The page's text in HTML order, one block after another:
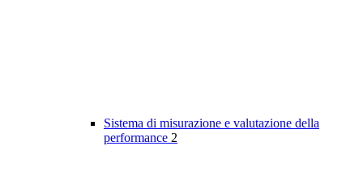
Sistema di misurazione e valutazione della
performance 2